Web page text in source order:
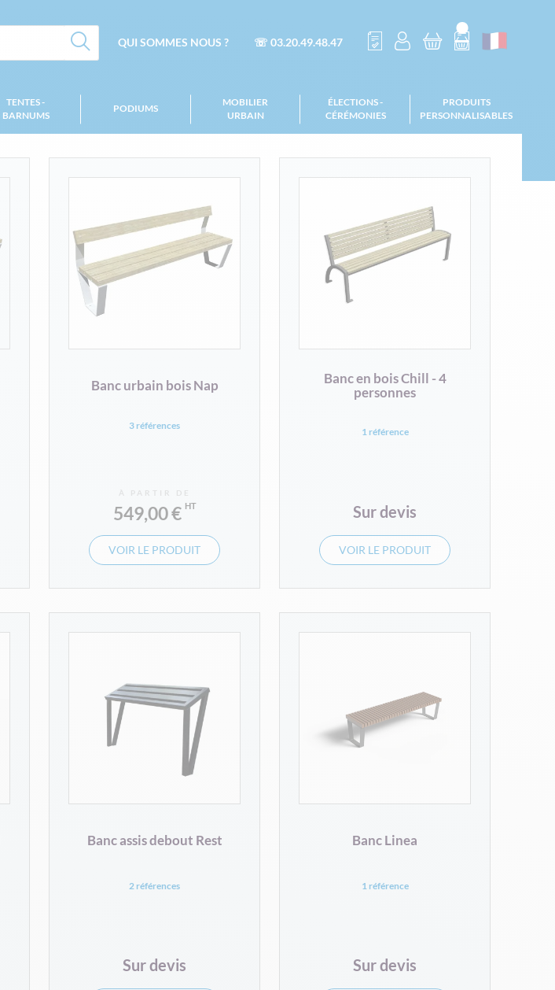
QUI SOMMES NOUS ? ☏ 03.20.49.48.47
TENTES -
BARNUMS
PODIUMS
MOBILIER
URBAIN
ÉLECTIONS -
CÉRÉMONIES
PRODUITS
PERSONNALISABLES
Banc urbain bois Nap
3 références
À PARTIR DE
549,00 €
VOIR LE PRODUIT
Banc en bois Chill - 4
personnes
1 référence
Sur devis
VOIR LE PRODUIT
Banc assis debout Rest
2 références
Sur devis
Banc Linea
1 référence
Sur devis